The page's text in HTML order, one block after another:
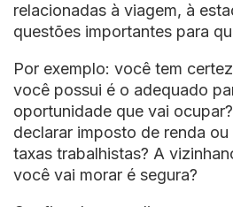
relacionadas à viagem, à
questões importantes para
Por exemplo: você tem
você possui é o adequado
oportunidade que vai
declarar imposto de renda
taxas trabalhistas? A
você vai morar é segura?